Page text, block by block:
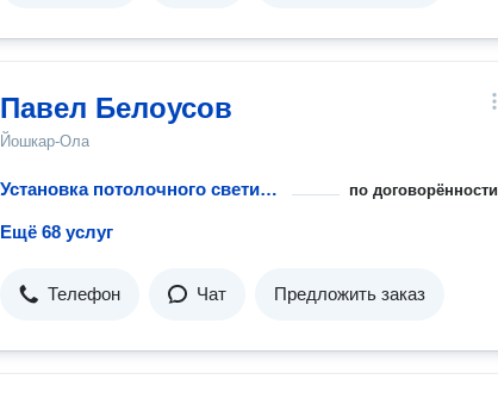
Павел Белоусов
Йошкар-Ола
Установка потолочного светильника на планку по договорённости
Ещё 68 услуг
Телефон Чат Предложить заказ